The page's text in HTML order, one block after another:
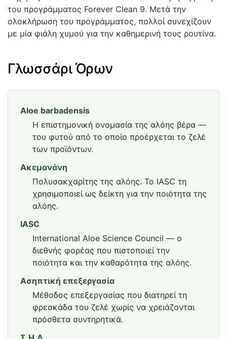
του προγράμματος Forever Clean 9. Μετά την
ολοκλήρωση του προγράμματος, πολλοί συνεχίζουν
με μία φιάλη χυμού για την καθημερινή τους ρουτίνα.
Γλωσσάρι Όρων
Aloe barbadensis
Η επιστημονική ονομασία της αλόης βέρα —
του φυτού από το οποίο προέρχεται το ζελέ
των προϊόντων.
Ακεμανάνη
Πολυσακχαρίτης της αλόης. Το IASC τη
χρησιμοποιεί ως δείκτη για την ποιότητα της
αλόης.
IASC
International Aloe Science Council — ο
διεθνής φορέας που πιστοποιεί την
ποιότητα και την καθαρότητα της αλόης.
Ασηπτική επεξεργασία
Μέθοδος επεξεργασίας που διατηρεί τη
φρεσκάδα του ζελέ χωρίς να χρειάζονται
πρόσθετα συντηρητικά.